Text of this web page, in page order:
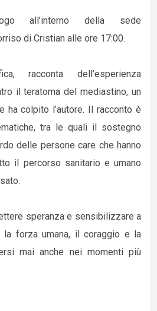
all’interno della sede
di Cristian alle ore 17:00.
racconta dell’esperienza
il teratoma del mediastino, un
ha colpito l’autore. Il racconto è
tra le quali il sostegno
delle persone care che hanno
il percorso sanitario e umano
speranza e sensibilizzare a
la forza umana, il coraggio e la
mai anche nei momenti più